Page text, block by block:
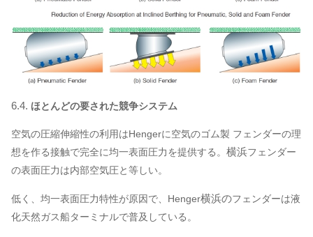
6.4. ほとんどの要された競争システム
空気の圧縮伸縮性の利用はHengerに空気のゴム製 フェンダーの理
想を作る接触で完全に均一表面圧力を提供する。 横浜フェンダー
の表面圧力は内部空気圧と等しい。
低く、均一表面圧力特性が原因で、Henger横浜のフェンダーは液
化天然ガス船ターミナルで普及している。